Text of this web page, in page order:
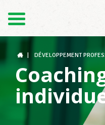
Le LCGB
DÉVELOPPEMENT